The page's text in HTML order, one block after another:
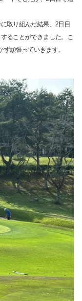
取り組んだ結果、2日目
ることができました。こ
頑張っていきます。